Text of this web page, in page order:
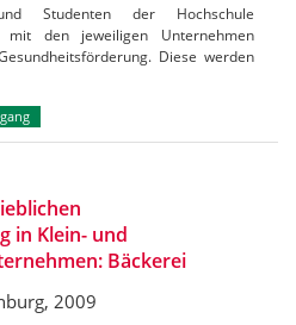
Studenten der Hochschule
mit den jeweiligen Unternehmen
Diese werden
in Klein- und
Bäckerei
2009